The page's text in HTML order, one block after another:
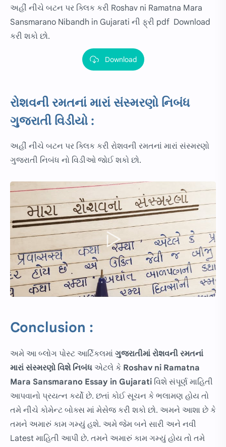
અહીં નીચે બટન પર ક્લિક કરી Roshav ni Ramatna Mara
Sansmarano Nibandh in Gujarati ની ફ્રી pdf Download
કરી શકો છો.
Download
રોશવની રમતનાં મારાં સંસ્મરણો નિબંધ
ગુજરાતી વિડીયો :
અહીં નીચે બટન પર ક્લિક કરી રોશવની રમતનાં મારાં સંસ્મરણો
ગુજરાતી નિબંધ નો વિડીઓ જોઈ શકો છો.
Conclusion :
અમે આ બ્લોગ પોસ્ટ આર્ટિકલમાં ગુજરાતીમાં રોશવની રમતનાં
મારાં સંસ્મરણો વિશે નિબંધ એટલે કે Roshav ni Ramatna
Mara Sansmarano Essay in Gujarati વિશે સંપૂર્ણ માહિતી
આપવાનો પ્રયત્ન કર્યો છે. છતાં કોઈ સૂચન કે ભલામણ હોય તો
તમે નીચે કોમેન્ટ બોક્સ માં મેસેજ કરી શકો છો. અમને આશા છે કે
તમને અમારું કામ ગમ્યું હશે. અમે જેમ બને સારી અને નવી
Latest માહિતી આપી છે. તમને અમારું કામ ગમ્યું હોય તો તમે